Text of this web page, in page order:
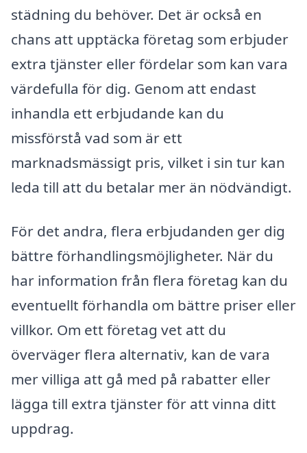
städning du behöver. Det är också en
chans att upptäcka företag som erbjuder
extra tjänster eller fördelar som kan vara
värdefulla för dig. Genom att endast
inhandla ett erbjudande kan du
missförstå vad som är ett
marknadsmässigt pris, vilket i sin tur kan
leda till att du betalar mer än nödvändigt.
För det andra, flera erbjudanden ger dig
bättre förhandlingsmöjligheter. När du
har information från flera företag kan du
eventuellt förhandla om bättre priser eller
villkor. Om ett företag vet att du
överväger flera alternativ, kan de vara
mer villiga att gå med på rabatter eller
lägga till extra tjänster för att vinna ditt
uppdrag.